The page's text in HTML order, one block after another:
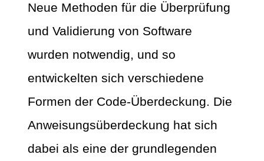
Neue Methoden für die Überprüfung
und Validierung von Software
wurden notwendig, und so
entwickelten sich verschiedene
Formen der Code-Überdeckung. Die
Anweisungsüberdeckung hat sich
dabei als eine der grundlegenden